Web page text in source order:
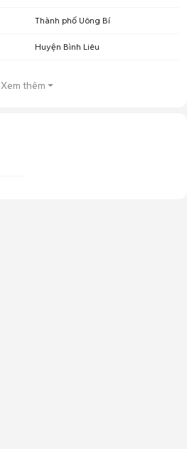
Thành phố Uông Bí
Huyện Bình Liêu
Xem thêm